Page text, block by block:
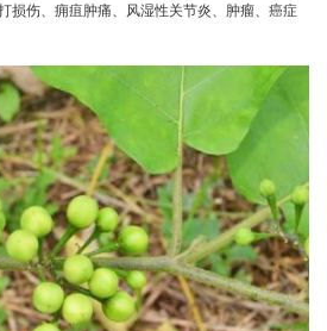
损伤、痈疽肿痛、风湿性关节炎、肿瘤、癌症